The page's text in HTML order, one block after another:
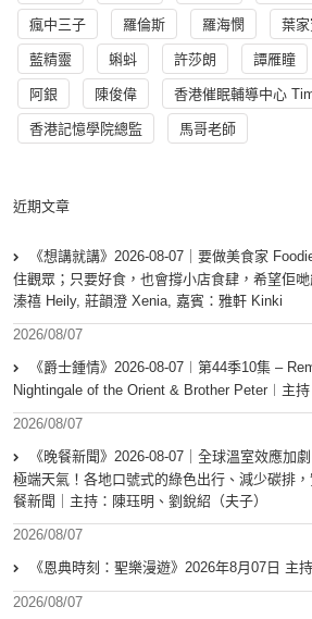
瘋中三子 羅倫斯 羅海憫 葉家
藍精靈 蝌蚪 許莎朗 譚雁瞳
阿銀 陳俊偉 香港催眠輔導中心
香港記憶學院總監 馬哥老師
近期文章
《想講就講》2026-08-07｜要做美食家
住觀眾；只要好食，也會撐小店食肆，希望佢
溱禧 Heily, 莊韻澄 Xenia, 嘉賓：雅軒 Kinki
2026/08/07
《爵士鍾情》2026-08-07︱第44季10集 –
Nightingale of the Orient & Brother Peter︱主
2026/08/07
《晚餐新聞》2026-08-07｜全球溫室效應加
極端天氣！各地口號式的綠色出行、減少碳排
餐新聞｜主持：陳珏明、劉銳紹（夫子）
2026/08/07
《恩典時刻：聖樂漫遊》2026年8月07日 主
2026/08/07